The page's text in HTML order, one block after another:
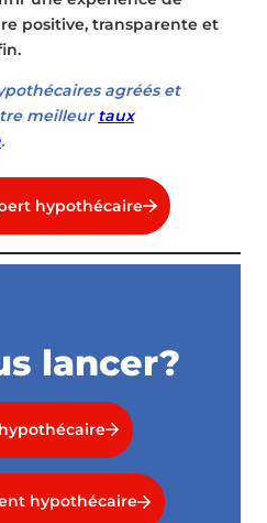
positive, transparente et
agréés et
meilleurtaux
.
hypothécaire
lancer?
hypothécaire